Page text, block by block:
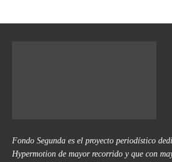
Fondo Segunda es el proyecto periodístico
Hypermotion de mayor recorrido y que con